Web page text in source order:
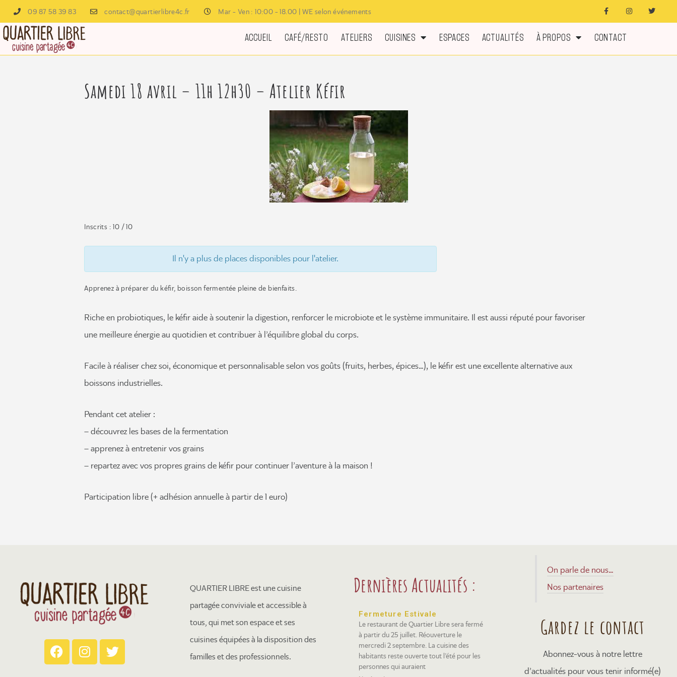
09 87 58 39 83 contact@quartierlibre4c.fr Mar - Ven : 10:00 - 18.00 | WE selon événements
ACCUEIL CAFÉ/RESTO ATELIERS CUISINES ESPACES ACTUALITÉS À PROPOS CONTACT
Samedi 18 avril – 11h 12h30 – Atelier Kéfir
Inscrits : 10 / 10
Il n'y a plus de places disponibles pour l'atelier.
Apprenez à préparer du kéfir, boisson fermentée pleine de bienfaits.
Riche en probiotiques, le kéfir aide à soutenir la digestion, renforcer le microbiote et le système immunitaire. Il est aussi réputé pour favoriser
une meilleure énergie au quotidien et contribuer à l’équilibre global du corps.
Facile à réaliser chez soi, économique et personnalisable selon vos goûts (fruits, herbes, épices…), le kéfir est une excellente alternative aux
boissons industrielles.
Pendant cet atelier :
– découvrez les bases de la fermentation
– apprenez à entretenir vos grains
– repartez avec vos propres grains de kéfir pour continuer l’aventure à la maison !
Participation libre (+ adhésion annuelle à partir de 1 euro)
QUARTIER LIBRE est une cuisine
partagée conviviale et accessible à
tous, qui met son espace et ses
cuisines équipées à la disposition des
familles et des professionnels.
Dernières Actualités :
Fermeture Estivale
Le restaurant de Quartier Libre sera fermé
à partir du 25 juillet. Réouverture le
mercredi 2 septembre. La cuisine des
habitants reste ouverte tout l’été pour les
personnes qui auraient
On parle de nous…
Nos partenaires
Gardez le contact
Abonnez-vous à notre lettre
d’actualités pour vous tenir informé(e)